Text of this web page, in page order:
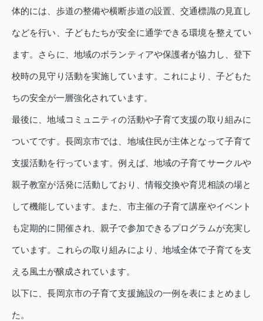
体的には、歩道の整備や横断歩道の設置、交通標識の見直し
などを行い、子どもたちが安全に通学できる環境を整えてい
ます。さらに、地域のボランティアや保護者が協力し、登下
校時の見守り活動を実施しています。これにより、子どもた
ちの安全が一層強化されています。
最後に、地域コミュニティの活動や子育て支援の取り組みに
ついてです。長岡京市では、地域住民が主体となって子育て
支援活動を行っています。例えば、地域の子育てサークルや
親子教室が活発に活動しており、情報交換や育児相談の場と
して機能しています。また、市主催の子育て講座やイベント
も定期的に開催され、親子で参加できるプログラムが充実し
ています。これらの取り組みにより、地域全体で子育てを支
える風土が醸成されています。
以下に、長岡京市の子育て支援施設の一例を表にまとめまし
た。